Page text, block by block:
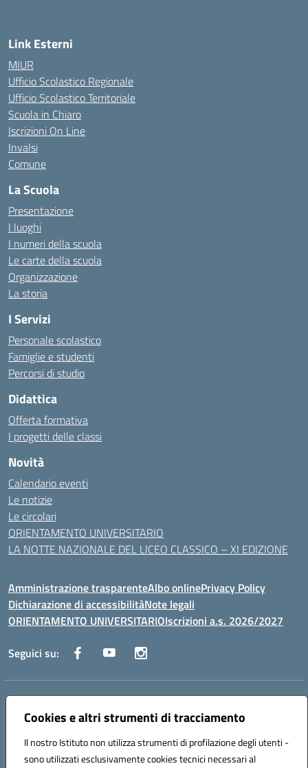
Cookies e altri strumenti di tracciamento
Il nostro Istituto non utilizza strumenti di profilazione degli utenti -
sono utilizzati esclusivamente cookies tecnici necessari al
Link Esterni
MIUR
Ufficio Scolastico Regionale
Ufficio Scolastico Territoriale
Scuola in Chiaro
Iscrizioni On Line
Invalsi
Comune
La Scuola
Presentazione
I luoghi
I numeri della scuola
Le carte della scuola
Organizzazione
La storia
I Servizi
Personale scolastico
Famiglie e studenti
Percorsi di studio
Didattica
Offerta formativa
I progetti delle classi
Novità
Calendario eventi
Le notizie
Le circolari
ORIENTAMENTO UNIVERSITARIO
LA NOTTE NAZIONALE DEL LICEO CLASSICO – XI EDIZIONE
Amministrazione trasparenteAlbo onlinePrivacy Policy
Dichiarazione di accessibilitàNote legali
ORIENTAMENTO UNIVERSITARIOIscrizioni a.s. 2026/2027
Seguici su:
Indirizzo:
Centralino:0882 331218 Email:fgps210002@istruzione.it
Codice fiscale: 93071630714